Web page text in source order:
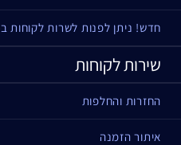
חדש! ניתן לפנות לשרות לקוחות בWhatsApp
שירות לקוחות
החזרות והחלפות
איתור הזמנה